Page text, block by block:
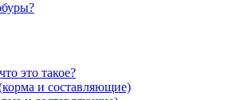
это такое?